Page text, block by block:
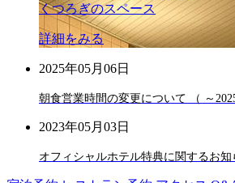
くつろぎのスペース
詳細をみる
2025年05月06日
朝食営業時間の変更について （ ～
2023年05月03日
オフィシャルホテル特典に関するお知